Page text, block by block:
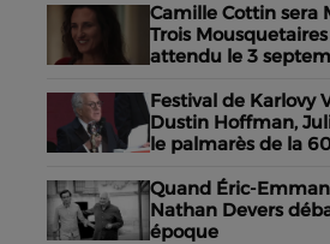
Camille Cottin sera
Trois
attendu le 3
Festival de Karlovy
Dustin Hoffman,
le palmarès de la
Quand Éric-
Nathan Devers
époque